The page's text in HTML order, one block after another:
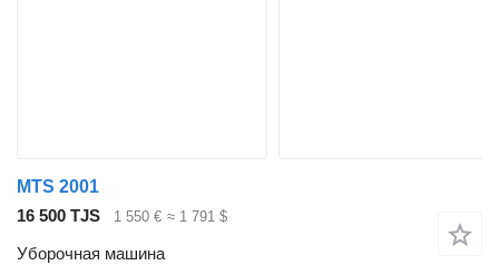
MTS 2001
16 500 TJS
1 550 € ≈ 1 791 $
Уборочная машина